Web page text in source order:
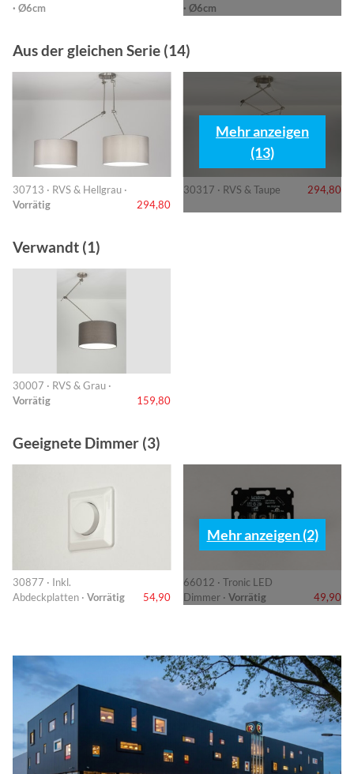
· Ø6cm
· Ø6cm
Aus der gleichen Serie (14)
30713 · RVS & Hellgrau ·
Vorrätig
294,80
30317 · RVS & Taupe 294,80
Mehr anzeigen
(13)
Verwandt (1)
30007 · RVS & Grau ·
Vorrätig
159,80
Geeignete Dimmer (3)
30877 · Inkl.
Abdeckplatten · Vorrätig 54,90
66012 · Tronic LED
Dimmer · Vorrätig 49,90
Mehr anzeigen (2)